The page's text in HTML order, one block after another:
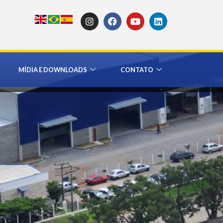
MÍDIA E DOWNLOADS CONTATO